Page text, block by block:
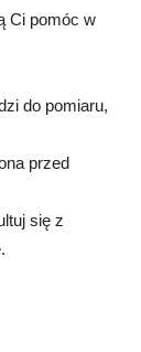
Ci pomóc w
do pomiaru,
przed
się z